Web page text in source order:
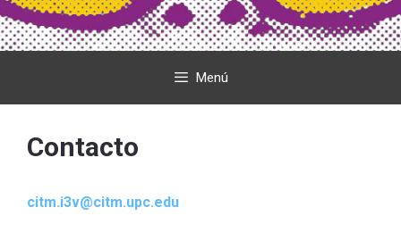
Menú
Contacto
citm.i3v@citm.upc.edu